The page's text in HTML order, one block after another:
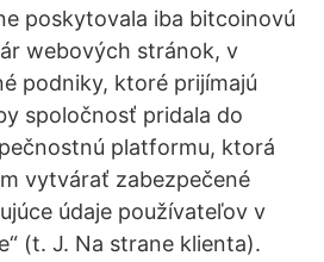
poskytovala iba bitcoinovú
webových stránok, v
podniky, ktoré prijímajú
spoločnosť pridala do
platformu, ktorá
vytvárať zabezpečené
údaje používateľov v
(t. J. Na strane klienta).